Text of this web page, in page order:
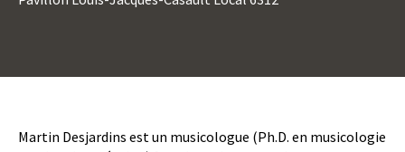
Body
Martin Desjardins est un musicologue (Ph.D. en musicologie